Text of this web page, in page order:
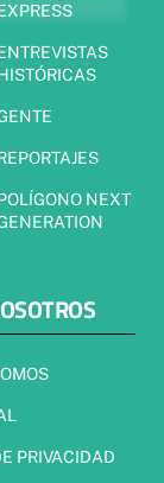
NEXT
PRIVACIDAD